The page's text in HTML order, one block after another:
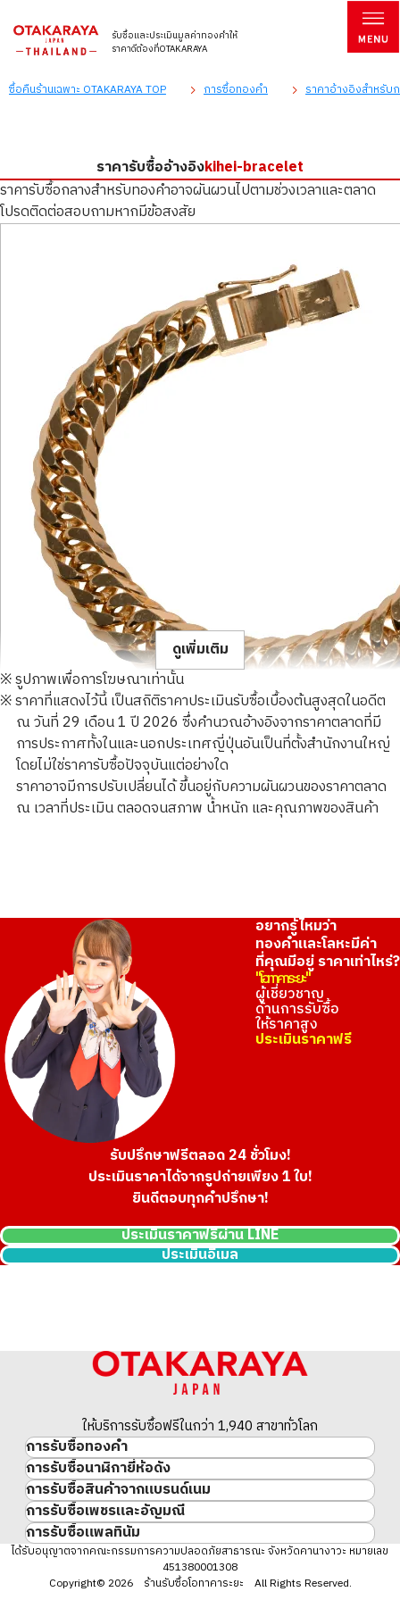
รับซื้อและประเมินมูลค่าทองคำให้
ราคาดีต้องที่OTAKARAYA
ซื้อคืนร้านเฉพาะ OTAKARAYA TOP การซื้อทองคำ ราคาอ้างอิงสำหรับ
ราคารับซื้ออ้างอิงkihei-bracelet
ราคารับซื้อกลางสำหรับทองคำอาจผันผวนไปตามช่วงเวลาและตลาด
โปรดติดต่อสอบถามหากมีข้อสงสัย
18K gold (K18) Kihei bracelet
100.4g
ราคารับซื้ออ้างอิง
ราคารับซื้ออ้างอิง
THB 211,508.33
ดูเพิ่มเติม
※ รูปภาพเพื่อการโฆษณาเท่านั้น
※ ราคาที่แสดงไว้นี้ เป็นสถิติราคาประเมินรับซื้อเบื้องต้นสูงสุดในอดีต
ณ วันที่ 29 เดือน 1 ปี 2026 ซึ่งคำนวณอ้างอิงจากราคาตลาดที่มี
การประกาศทั้งในและนอกประเทศญี่ปุ่นอันเป็นที่ตั้งสำนักงานใหญ่
โดยไม่ใช่ราคารับซื้อปัจจุบันแต่อย่างใด
ราคาอาจมีการปรับเปลี่ยนได้ ขึ้นอยู่กับความผันผวนของราคาตลาด
ณ เวลาที่ประเมิน ตลอดจนสภาพ น้ำหนัก และคุณภาพของสินค้า
อยากรู้ไหมว่า
ทองคำและโลหะมีค่า
ที่คุณมีอยู่ ราคาเท่าไหร่?
"โอทาคาระยะ"
ผู้เชี่ยวชาญ
ด้านการรับซื้อ
ให้ราคาสูง
ประเมินราคาฟรี
รับปรึกษาฟรีตลอด 24 ชั่วโมง!
ประเมินราคาได้จากรูปถ่ายเพียง 1 ใบ!
ยินดีตอบทุกคำปรึกษา!
ประเมินราคาฟรีผ่าน LINE
ประเมินอีเมล
ให้บริการรับซื้อฟรีในกว่า 1,940 สาขาทั่วโลก
การรับซื้อทองคำ
ทองคำ
ทองคำแท่ง
เหรียญทองคำ/เหรียญเงิน
ประวัติราคาทองคำ 10 ปี
ทองรูปพรรณ
แหวนทอง
การรับซื้อนาฬิกายี่ห้อดัง
นาฬิกาแบรนด์เนม
Rolex
Patek Philippe
Audemars Piguet
Vacheron Constantin
การรับซื้อสินค้าจากแบรนด์เนม
สินค้าแบรนด์เนม
Cartier
LOUIS VUITTON
Hermès
การรับซื้อเพชรและอัญมณี
อัญมณี
เพชร
มรกต
การรับซื้อแพลทินัม
แพลทินัม
ได้รับอนุญาตจากคณะกรรมการความปลอดภัยสาธารณะ จังหวัดคานางาวะ หมายเลข
451380001308
Copyright© 2026 ร้านรับซื้อโอทาคาระยะ All Rights Reserved.